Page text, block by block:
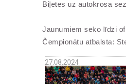
Biļetes uz autokrosa
Jaunumiem seko līdzi
Čempionātu atbalsta:
27.08.2024